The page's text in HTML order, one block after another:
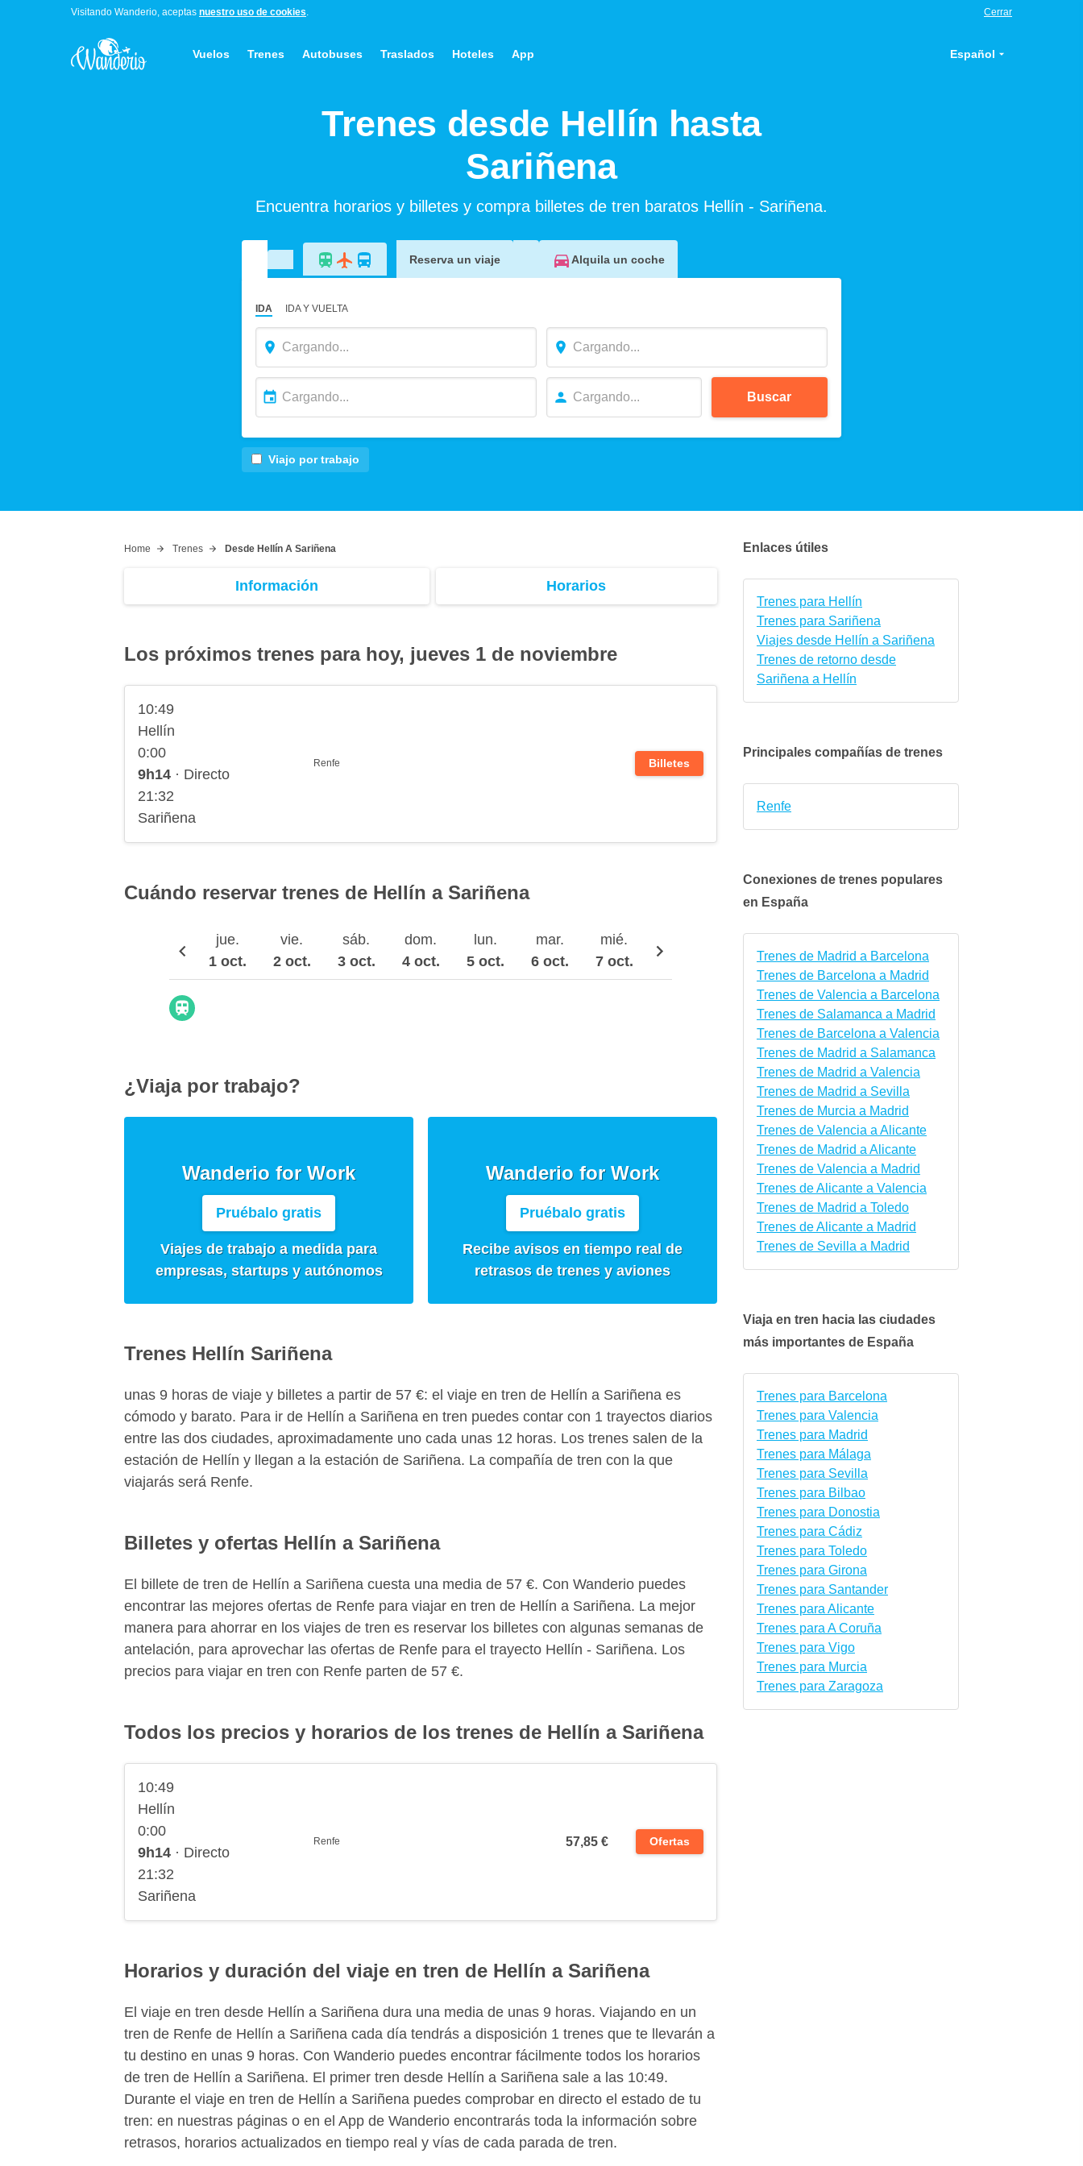
Visitando Wanderio, aceptas nuestro uso de cookies. Cerrar
Vuelos Trenes Autobuses Traslados Hoteles App Español
Trenes desde Hellín hasta
Sariñena
Encuentra horarios y billetes y compra billetes de tren baratos Hellín - Sariñena.
Reserva un viaje Alquila un coche
IDA IDA Y VUELTA
Buscar
Viajo por trabajo
Home Trenes Desde Hellín A Sariñena
Información Horarios
Los próximos trenes para hoy, jueves 1 de noviembre
10:49
Hellín
0:00
9h14 · Directo
21:32
Sariñena
Renfe Billetes
Cuándo reservar trenes de Hellín a Sariñena
jue.
1 oct.
vie.
2 oct.
sáb.
3 oct.
dom.
4 oct.
lun.
5 oct.
mar.
6 oct.
mié.
7 oct.
vie.
9 oct.
10 oct.
11 oct.
12 oct.
¿Viaja por trabajo?
Wanderio for Work
Pruébalo gratis
Viajes de trabajo a medida para
empresas, startups y autónomos
Wanderio for Work
Pruébalo gratis
Recibe avisos en tiempo real de
retrasos de trenes y aviones
Trenes Hellín Sariñena
unas 9 horas de viaje y billetes a partir de 57 €: el viaje en tren de Hellín a Sariñena es
cómodo y barato. Para ir de Hellín a Sariñena en tren puedes contar con 1 trayectos diarios
entre las dos ciudades, aproximadamente uno cada unas 12 horas. Los trenes salen de la
estación de Hellín y llegan a la estación de Sariñena. La compañía de tren con la que
viajarás será Renfe.
Billetes y ofertas Hellín a Sariñena
El billete de tren de Hellín a Sariñena cuesta una media de 57 €. Con Wanderio puedes
encontrar las mejores ofertas de Renfe para viajar en tren de Hellín a Sariñena. La mejor
manera para ahorrar en los viajes de tren es reservar los billetes con algunas semanas de
antelación, para aprovechar las ofertas de Renfe para el trayecto Hellín - Sariñena. Los
precios para viajar en tren con Renfe parten de 57 €.
Todos los precios y horarios de los trenes de Hellín a Sariñena
10:49
Hellín
0:00
9h14 · Directo
21:32
Sariñena
Renfe 57,85 € Ofertas
Horarios y duración del viaje en tren de Hellín a Sariñena
El viaje en tren desde Hellín a Sariñena dura una media de unas 9 horas. Viajando en un
tren de Renfe de Hellín a Sariñena cada día tendrás a disposición 1 trenes que te llevarán a
tu destino en unas 9 horas. Con Wanderio puedes encontrar fácilmente todos los horarios
de tren de Hellín a Sariñena. El primer tren desde Hellín a Sariñena sale a las 10:49.
Durante el viaje en tren de Hellín a Sariñena puedes comprobar en directo el estado de tu
tren: en nuestras páginas o en el App de Wanderio encontrarás toda la información sobre
retrasos, horarios actualizados en tiempo real y vías de cada parada de tren.
Enlaces útiles
Trenes para Hellín
Trenes para Sariñena
Viajes desde Hellín a Sariñena
Trenes de retorno desde
Sariñena a Hellín
Principales compañías de trenes
Renfe
Conexiones de trenes populares
en España
Trenes de Madrid a Barcelona
Trenes de Barcelona a Madrid
Trenes de Valencia a Barcelona
Trenes de Salamanca a Madrid
Trenes de Barcelona a Valencia
Trenes de Madrid a Salamanca
Trenes de Madrid a Valencia
Trenes de Madrid a Sevilla
Trenes de Murcia a Madrid
Trenes de Valencia a Alicante
Trenes de Madrid a Alicante
Trenes de Valencia a Madrid
Trenes de Alicante a Valencia
Trenes de Madrid a Toledo
Trenes de Alicante a Madrid
Trenes de Sevilla a Madrid
Viaja en tren hacia las ciudades
más importantes de España
Trenes para Barcelona
Trenes para Valencia
Trenes para Madrid
Trenes para Málaga
Trenes para Sevilla
Trenes para Bilbao
Trenes para Donostia
Trenes para Cádiz
Trenes para Toledo
Trenes para Girona
Trenes para Santander
Trenes para Alicante
Trenes para A Coruña
Trenes para Vigo
Trenes para Murcia
Trenes para Zaragoza